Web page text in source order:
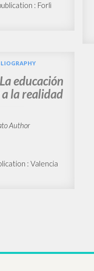
: Forlì
educación
la realidad
Author
: Valencia